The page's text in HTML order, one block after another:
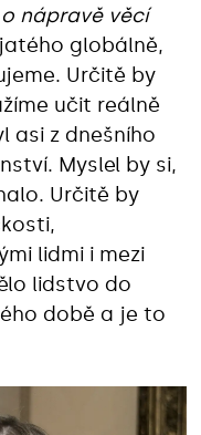
nápravě věcí
globálně,
Určitě by
učit reálně
asi z dnešního
Myslel by si,
Určitě by
lidmi i mezi
lidstvo do
době a je to